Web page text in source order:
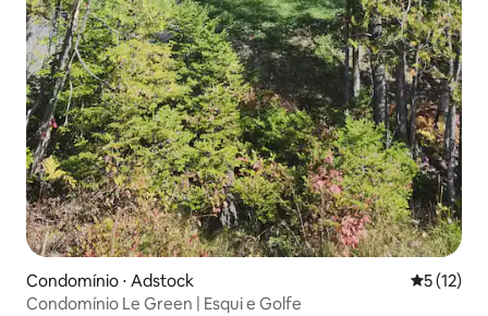
Condomínio ⋅ Adstock 5 de uma
5 (12)
Condomínio Le Green | Esqui e Golfe